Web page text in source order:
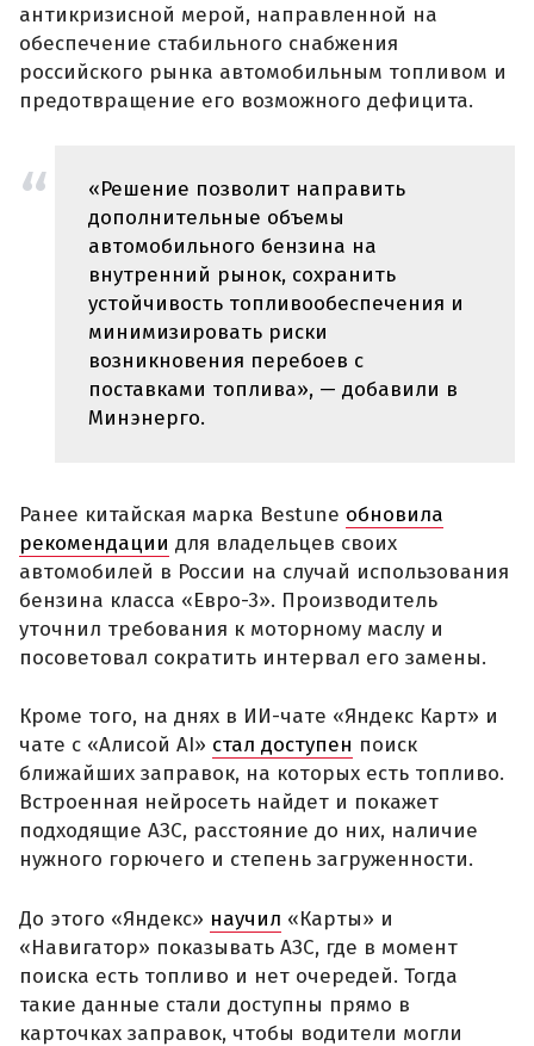
антикризисной мерой, направленной на
обеспечение стабильного снабжения
российского рынка автомобильным топливом и
предотвращение его возможного дефицита.
«Решение позволит направить
дополнительные объемы
автомобильного бензина на
внутренний рынок, сохранить
устойчивость топливообеспечения и
минимизировать риски
возникновения перебоев с
поставками топлива», — добавили в
Минэнерго.
Ранее китайская марка Bestune обновила
рекомендации для владельцев своих
автомобилей в России на случай использования
бензина класса «Евро-3». Производитель
уточнил требования к моторному маслу и
посоветовал сократить интервал его замены.
Кроме того, на днях в ИИ-чате «Яндекс Карт» и
чате с «Алисой AI» стал доступен поиск
ближайших заправок, на которых есть топливо.
Встроенная нейросеть найдет и покажет
подходящие АЗС, расстояние до них, наличие
нужного горючего и степень загруженности.
До этого «Яндекс» научил «Карты» и
«Навигатор» показывать АЗС, где в момент
поиска есть топливо и нет очередей. Тогда
такие данные стали доступны прямо в
карточках заправок, чтобы водители могли